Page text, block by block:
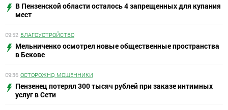
В Пензенской области осталось 4 запрещенных для купания
мест
09:52 БЛАГОУСТРОЙСТВО
Мельниченко осмотрел новые общественные пространства
в Бекове
09:36 ОСТОРОЖНО, МОШЕННИКИ
Пензенец потерял 300 тысяч рублей при заказе интимных
услуг в Сети